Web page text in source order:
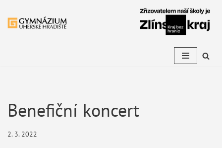
Přeskočit
Benefiční koncert
2. 3. 2022